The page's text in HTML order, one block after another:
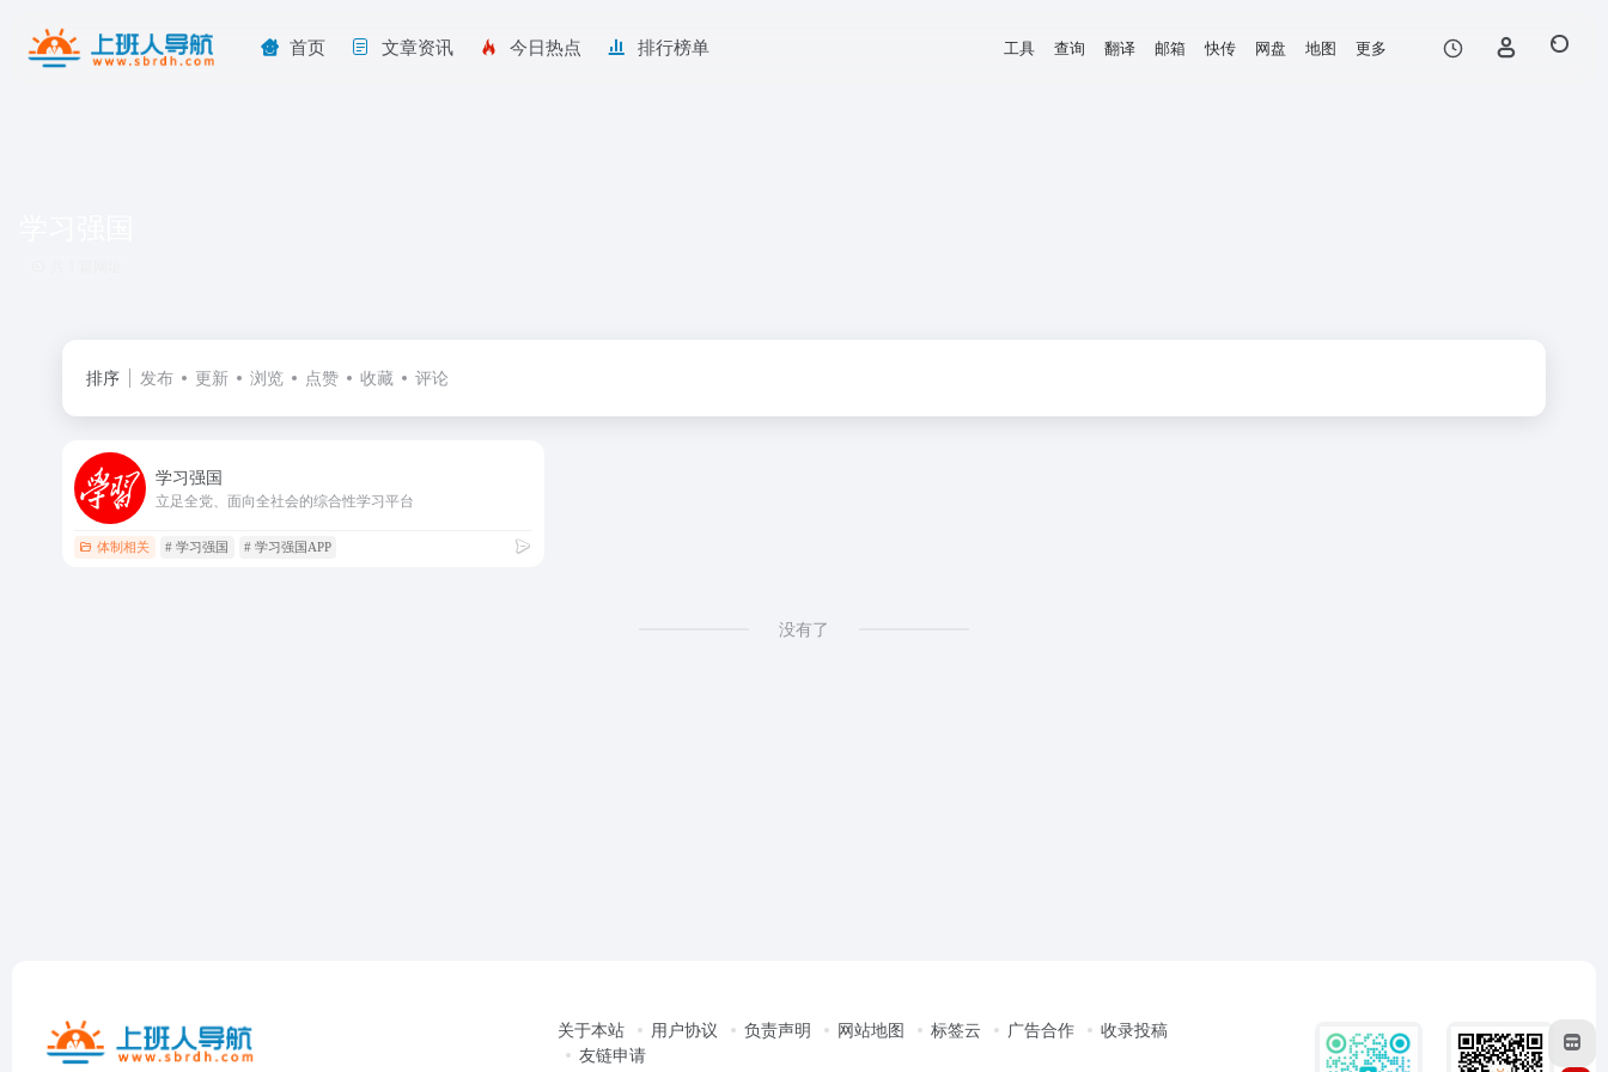
首页 文章资讯 今日热点 排行榜单 工具 查询 翻译 邮箱 快传 网盘 地图 更多
排序 发布 更新 浏览 点赞 收藏 评论
学习强国
立足全党、面向全社会的综合性学习平台
体制相关 # 学习强国 # 学习强国APP
没有了
关于本站 用户协议 负责声明 网站地图 标签云 广告合作
收录投稿
友链申请